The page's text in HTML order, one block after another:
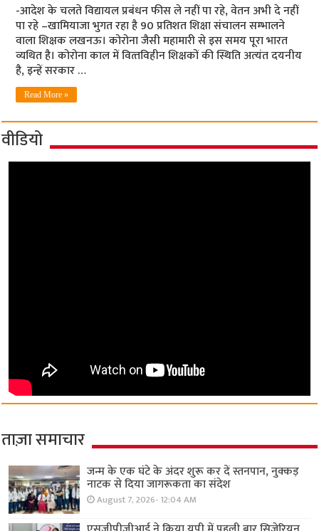
-आदेश के चलते विद्यायल प्रबंधन फीस ले नहीं पा रहे, वेतन अभी दे नहीं
पा रहे –खामियाजा भुगत रहा है 90 प्रतिशत शिक्षा संचालन सम्‍भालने
वाला शिक्षक लखनऊ। कोरोना जैसी महामारी से इस समय पूरा भारत
व्यथित है। कोरोना काल में वित्‍तविहीन शिक्षकों की स्थिति अत्‍यंत दयनीय
है, इन्‍हें सरकार …
Read More »
वीडियो
ताज़ा समाचार
जन्म के एक घंटे के अंदर शुरू कर दें स्तनपान, नुक्कड़
नाटक से दिया जागरूकता का संदेश
August 7, 2026- 12:04 AM